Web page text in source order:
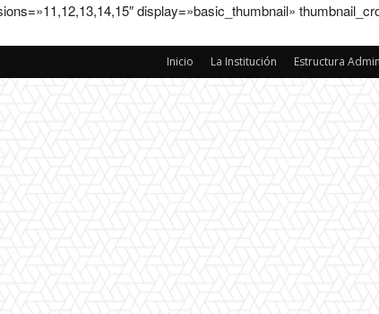
display=»basic_thumbnail»
Inicio La Institución Estructura